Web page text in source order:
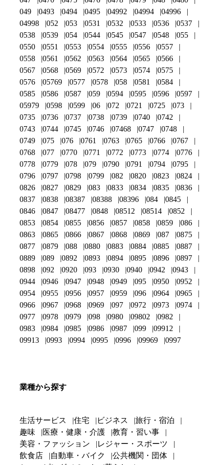
049
0493 0494 0495 04992 04994
04996
04998
052 053 0531 0532 0533 0536
0537
0538
0539 054 0544 0545 0547 0548
055
0550
0551 0553 0554 0555 0556
0557
0558
0561 0562 0563 0564 0565
0566
0567
0568 0569 0572 0573 0574
0575
0576
05769 0577 0578 058 0581
0584
0585
0586 0587 059 0594 0595 0596
0597
05979
0598 0599 06 072 0721 0725
073
0735
0736 0737 0738 0739 0740
0742
0743
0744 0745 0746 07468 0747
0748
0749
075 076 0761 0763 0765 0766
0767
0768
077 0770 0771 0772 0773 0774
0776
0778
0779 078 079 0790 0791 0794
0795
0796
0797 0798 0799 082 0820 0823
0824
0826
0827 0829 083 0833 0834 0835
0836
0837
0838 08387 08388 08396 084
0845
0846
0847 08477 0848 08512 08514
0852
0853
0854 0855 0856 0857 0858 0859
086
0863
0865 0866 0867 0868 0869 087
0875
0877
0879 088 0880 0883 0884 0885
0887
0889
089 0892 0893 0894 0895 0896
0897
0898
092 0920 093 0930 0940 0942
0943
0944
0946 0947 0948 0949 095 0950
0952
0954
0955 0956 0957 0959 096 0964
0965
0966
0967 0968 0969 097 0972 0973
0974
0977
0978 0979 098 0980 09802
0982
0983
0984 0985 0986 0987 099
09912
09913
0993 0994 0995 0996 09969 0997
業種から探す
生活サービス 住宅 ビジネス
旅行・宿泊
趣味
医療・健康・介護
教育・習い事
美容・ファッション
レジャー・スポーツ
飲食店
自動車・バイク
公共機関・団体